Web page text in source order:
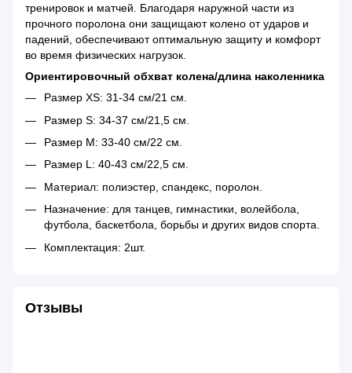
тренировок и матчей. Благодаря наружной части из
прочного поролона они защищают колено от ударов и
падений, обеспечивают оптимальную защиту и комфорт
во время физических нагрузок.
Ориентировочный обхват колена/длина наколенника
Размер XS: 31-34 см/21 см.
Размер S: 34-37 см/21,5 см.
Размер M: 33-40 см/22 см.
Размер L: 40-43 см/22,5 см.
Материал: полиэстер, спандекс, поролон.
Назначение: для танцев, гимнастики, волейбола,
футбола, баскетбола, борьбы и других видов спорта.
Комплектация: 2шт.
Отзывы